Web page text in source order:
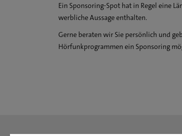
Ein Sponsoring-Spot hat in Regel eine
werbliche Aussage enthalten.
Gerne beraten wir Sie persönlich und
Hörfunkprogrammen ein Sponsoring